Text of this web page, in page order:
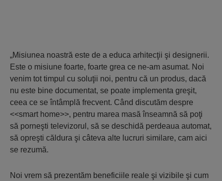
„Misiunea noastră este de a educa arhitecţii şi designerii.
Este o misiune foarte, foarte grea ce ne-am asumat. Noi
venim tot timpul cu soluţii noi, pentru că un produs, dacă
nu este bine documentat, se poate implementa greşit,
ceea ce se întâmplă frecvent. Când discutăm despre
<<smart home>>, pentru marea masă înseamnă să poţi
să porneşti televizorul, să se deschidă perdeaua automat,
să opreşti căldura şi câteva alte lucruri similare, cam aici
se rezumă.
Noi vrem să prezentăm beneficiile reale şi vizibile şi cum